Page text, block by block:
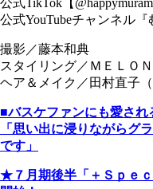
公式YouTubeチャンネル『
撮影／藤本和典
スタイリング／ＭＥＬＯＮ
ヘア＆メイク／田村直子（
■バスケファンにも愛さ
「思い出に浸りながらグ
です」
★７月期後半「＋Ｓｐｅ